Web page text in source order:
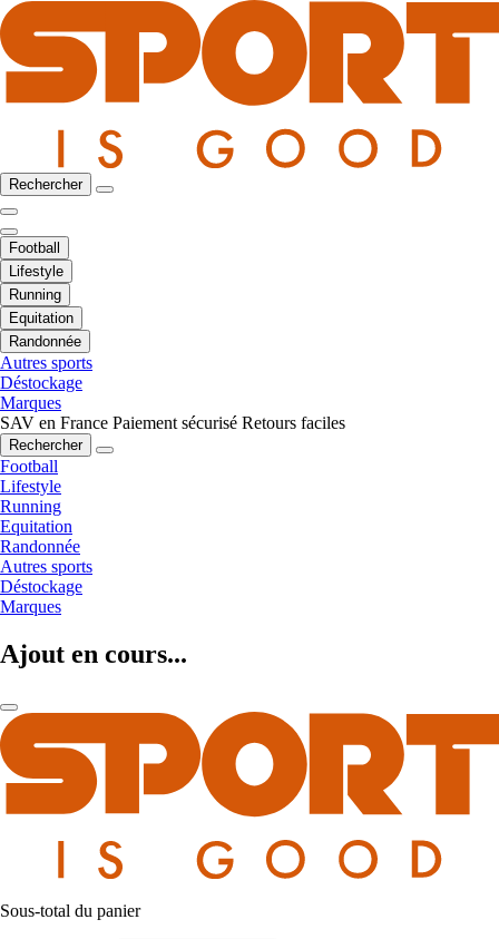
Rechercher
Football
Lifestyle
Running
Equitation
Randonnée
Autres sports
Déstockage
Marques
SAV en France Paiement sécurisé Retours faciles
Rechercher
Football
Lifestyle
Running
Equitation
Randonnée
Autres sports
Déstockage
Marques
Ajout en cours...
Sous-total du panier